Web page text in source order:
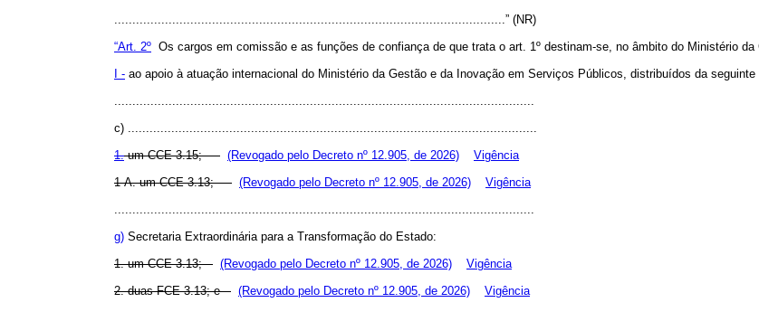
............................................................................................................” (NR)
“Art. 2º Os cargos em comissão e as funções de confiança de que trata o art. 1º destinam-se, no âmbito do Ministério
I - ao apoio à atuação internacional do Ministério da Gestão e da Inovação em Serviços Públicos, distribuídos da seguinte
....................................................................................................................
c) .................................................................................................................
1.um CCE 3.15; (Revogado pelo Decreto nº 12.905, de 2026)
Vigência
1-A. um CCE 3.13; (Revogado pelo Decreto nº 12.905, de 2026)
Vigência
....................................................................................................................
g) Secretaria Extraordinária para a Transformação do Estado:
1. um CCE 3.13; (Revogado pelo Decreto nº 12.905, de 2026)
Vigência
2. duas FCE 3.13; e (Revogado pelo Decreto nº 12.905, de 2026)
Vigência